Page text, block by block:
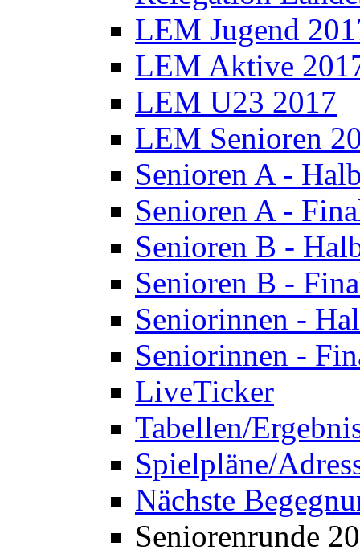
LEM Jugend
LEM Aktive
LEM U23 2017
LEM Senioren
Senioren A -
Senioren A -
Senioren B -
Senioren B -
Seniorinnen -
Seniorinnen -
LiveTicker
Tabellen/
Spielpläne/
Nächste
Seniorenrunde